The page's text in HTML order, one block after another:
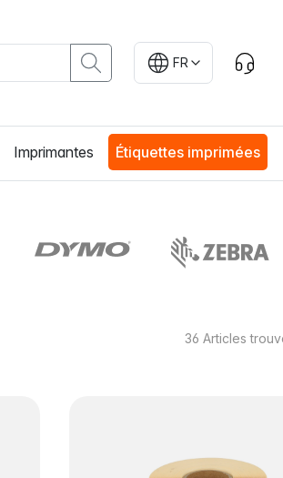
FR
Imprimantes Étiquettes imprimées
36Articles